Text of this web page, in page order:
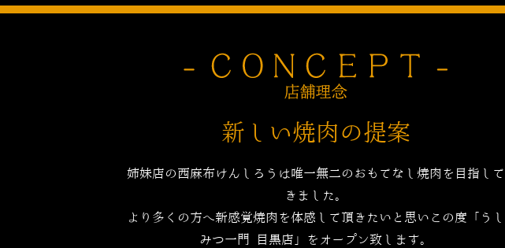
新しい焼肉の提案
姉妹店の西麻布けんしろうは唯一無二のおもてなし焼肉を目指して
きました。
より多くの方へ新感覚焼肉を体感して頂きたいと思いこの度「うし
みつ一門 目黒店」をオープン致します。